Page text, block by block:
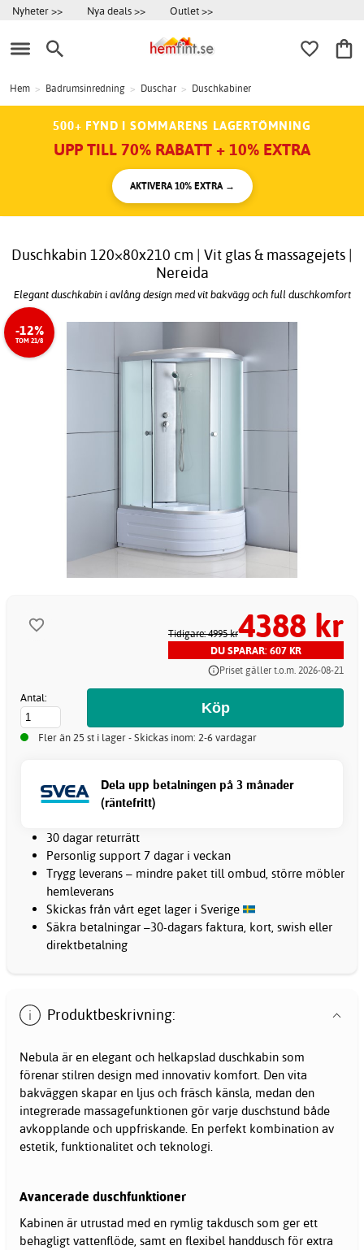
Nyheter >> Nya deals >> Outlet >>
Hem > Badrumsinredning > Duschar > Duschkabiner
500+ FYND I SOMMARENS LAGERTÖMNING
UPP TILL 70% RABATT + 10% EXTRA
AKTIVERA 10% EXTRA →
Duschkabin 120×80x210 cm | Vit glas & massagejets |
Nereida
Elegant duschkabin i avlång design med vit bakvägg och full duschkomfort
-12%
TOM 21/8
Tidigare: 4995 kr4388 kr
DU SPARAR: 607 KR
Priset gäller t.o.m. 2026-08-21
Antal:
Fler än 25 st i lager - Skickas inom: 2-6 vardagar
Dela upp betalningen på 3 månader
(räntefritt)
30 dagar returrätt
Personlig support 7 dagar i veckan
Trygg leverans – mindre paket till ombud, större möbler
hemleverans
Skickas från vårt eget lager i Sverige
Säkra betalningar –30-dagars faktura, kort, swish eller
direktbetalning
Produktbeskrivning:
Nebula är en elegant och helkapslad duschkabin som
förenar stilren design med innovativ komfort. Den vita
bakväggen skapar en ljus och fräsch känsla, medan den
integrerade massagefunktionen gör varje duschstund både
avkopplande och uppfriskande. En perfekt kombination av
estetik, funktionalitet och teknologi.
Avancerade duschfunktioner
Kabinen är utrustad med en rymlig takdusch som ger ett
behagligt vattenflöde, samt en flexibel handdusch för extra